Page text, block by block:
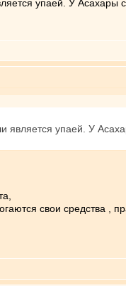
упаей. У Асахары
упаей. У
свои средства ,